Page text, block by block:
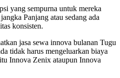
yang sempurna untuk mereka
Panjang atau sedang ada
konsisten.
jasa sewa innova bulanan Tugu
tidak harus mengeluarkan biaya
Innova Zenix ataupun Innova